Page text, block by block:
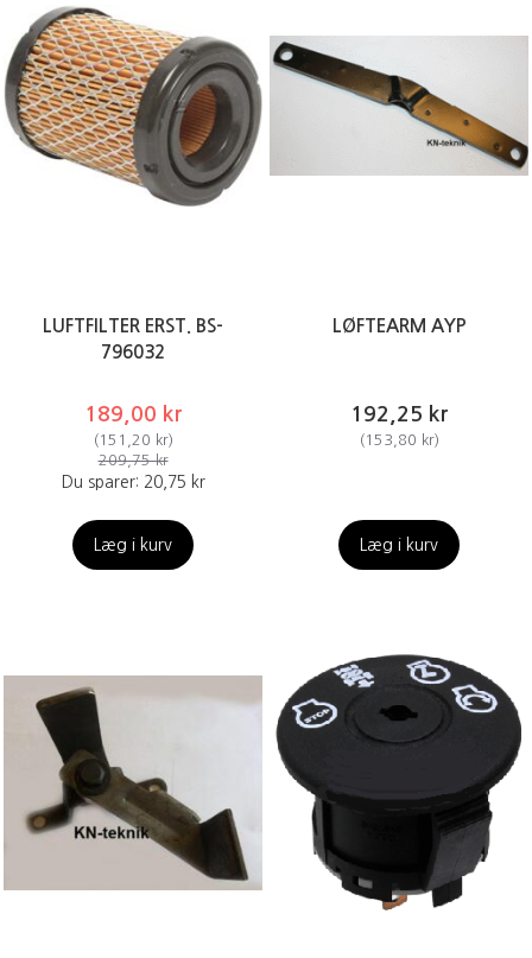
LUFTFILTER ERST. BS-
796032
189,00 kr
(151,20 kr)
209,75 kr
Du sparer: 20,75 kr
Læg i kurv
LØFTEARM AYP
192,25 kr
(153,80 kr)
Læg i kurv